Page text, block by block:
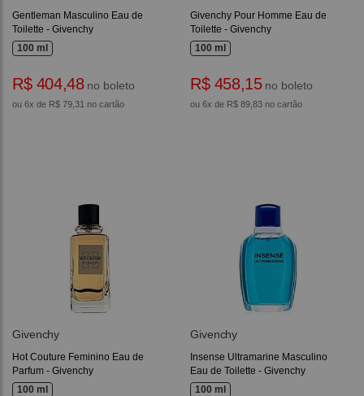
Gentleman Masculino Eau de
Toilette - Givenchy
100 ml
R$ 404,48no boleto
ou 6x de R$ 79,31 no cartão
Givenchy Pour Homme Eau de
Toilette - Givenchy
100 ml
R$ 458,15no boleto
ou 6x de R$ 89,83 no cartão
Givenchy
Hot Couture Feminino Eau de
Parfum - Givenchy
100 ml
Givenchy
Insense Ultramarine Masculino
Eau de Toilette - Givenchy
100 ml